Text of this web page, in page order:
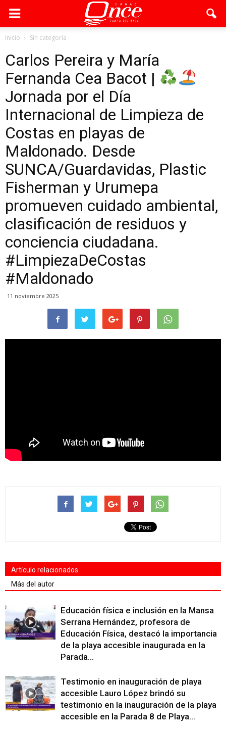
Inicio Sin categoría
Carlos Pereira y María
Fernanda Cea Bacot |
Jornada por el Día
Internacional de Limpieza de
Costas en playas de
Maldonado. Desde
SUNCA/Guardavidas, Plastic
Fisherman y Urumepa
promueven cuidado ambiental,
clasificación de residuos y
conciencia ciudadana.
#LimpiezaDeCostas
#Maldonado
11 noviembre 2025
Artículo relacionados
Más del autor
Educación física e inclusión en la Mansa
Serrana Hernández, profesora de
Educación Física, destacó la importancia
de la playa accesible inaugurada en la
Parada...
Testimonio en inauguración de playa
accesible Lauro López brindó su
testimonio en la inauguración de la playa
accesible en la Parada 8 de Playa...